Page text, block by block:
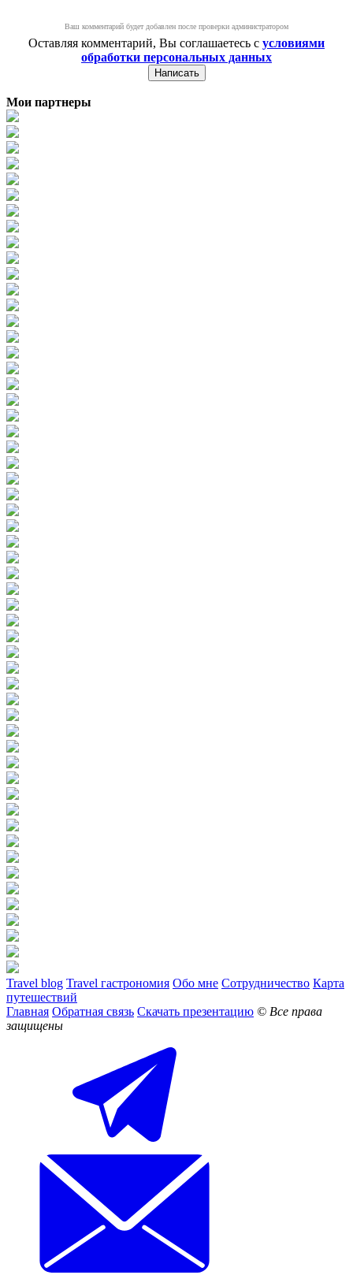
Ваш комментарий будет добавлен после проверки администратором
Оставляя комментарий, Вы соглашаетесь с условиями
обработки персональных данных
Мои партнеры
Travel blog Travel гастрономия Обо мне Сотрудничество Карта
путешествий
Главная Обратная связь Скачать презентацию © Все права
защищены